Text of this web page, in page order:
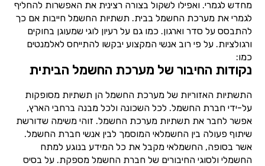
מחדש לגמרי. ואפילו לשקול בצורה רצינית את האפשרות להחליף
לגמרי את מערכת החשמל בבית. תשתיות החשמל חייבות אם כך
להתבסס על סדר וארגון. כמו גם על רעיון לוגי שמעוגן בחוקים
ורגולציות. על פי רוב אנשי המקצוע יבקשו להתייחס לאלמנטים
כמו:
נקודות החיבור של מערכת החשמל הביתית
התשתיות האזוריות של מערכת החשמל הן תשתיות מסופקות
על-ידי חברת החשמל. לכל השכונה ולכל מבנה ברחבי הארץ,
אפשר לחבר את תשתיות מערכת החשמל. זוהי משימה שדורשת
שיתוף פעולה בין החשמלאי המוסמך לבין אנשי חברת החשמל.
אשר בסופה, החשמלאי מקבל את כל המידע בנוגע למתח
החשמלי ולסוגי החיבורים של חברת החשמל מספקת. על בסיס